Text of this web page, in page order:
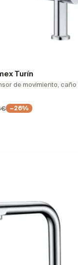
Turín
de movimiento,
−26%